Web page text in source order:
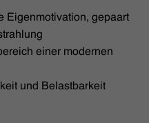
Eigenmotivation, gepaart
einer modernen
und Belastbarkeit